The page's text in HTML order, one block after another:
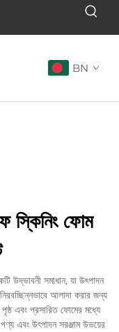
BN
স্কিনিং ফোম
উদ্ভাবনী সমাধান, যা উৎপাদন
আলাদা করার জন্য
এবং প্রসারিত ফোমের মধ্যে
এবং উৎপাদন সরঞ্জাম উভয়ের